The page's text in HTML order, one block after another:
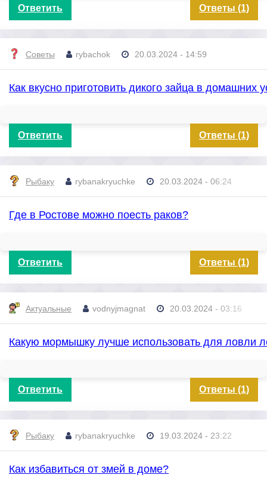
Ответить Ответы (1)
Советы rybachok 20.03.2024 - 14:59
Как вкусно приготовить дикого зайца в домашних
Ответить Ответы (1)
Рыбаку rybanakryuchke 20.03.2024 - 06:24
Где в Ростове можно поесть раков?
Ответить Ответы (1)
Актуальные vodnyjmagnat 20.03.2024 - 03:16
Какую мормышку лучше использовать для ловли
Ответить Ответы (1)
Рыбаку rybanakryuchke 19.03.2024 - 23:22
Как избавиться от змей в доме?